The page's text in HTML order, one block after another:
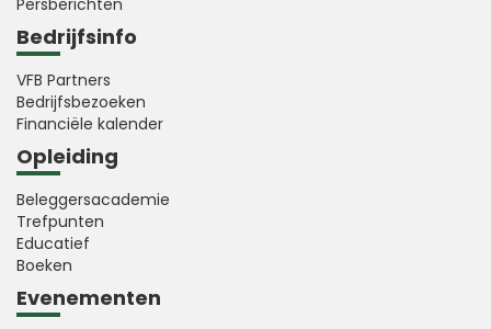
Persberichten
Bedrijfsinfo
VFB Partners
Bedrijfsbezoeken
Financiële kalender
Opleiding
Beleggersacademie
Trefpunten
Educatief
Boeken
Evenementen